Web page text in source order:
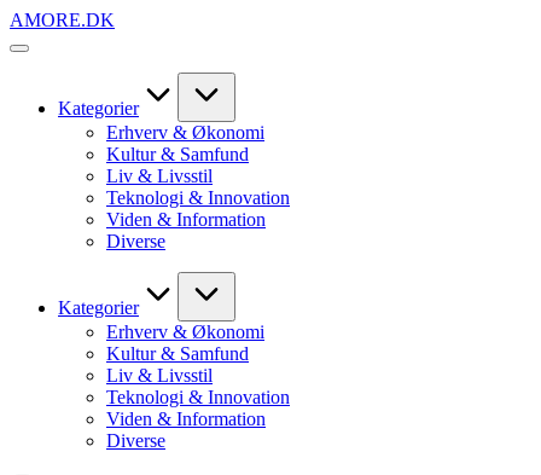
Skip
to
AMORE.DK
For
Kategorier
Erhverv & Økonomi
Kultur & Samfund
Liv & Livsstil
Teknologi & Innovation
Viden & Information
Diverse
Kategorier
Erhverv & Økonomi
Kultur & Samfund
Liv & Livsstil
Teknologi & Innovation
Viden & Information
Diverse